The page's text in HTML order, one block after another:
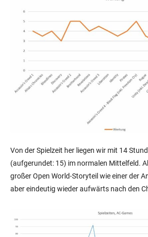
Von der Spielzeit her liegen wir mit 14
(aufgerundet: 15) im normalen Mittelfeld.
großer Open World-Storyteil wie einer der
aber eindeutig wieder aufwärts nach den